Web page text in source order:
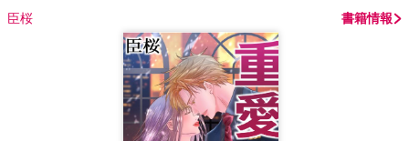
臣桜 書籍情報